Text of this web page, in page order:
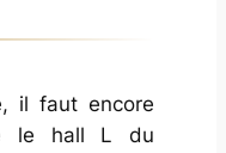
il faut encore
le hall L du